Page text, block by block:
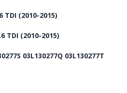
TDI (2010-2015)
TDI (2010-2015)
03L130277Q 03L130277T